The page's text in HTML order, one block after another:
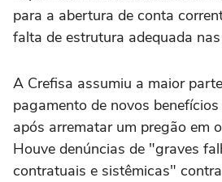
para a abertura de conta
falta de estrutura adequada
A Crefisa assumiu a maior
pagamento de novos
após arrematar um pregão em
Houve denúncias de "graves
contratuais e sistêmicas"